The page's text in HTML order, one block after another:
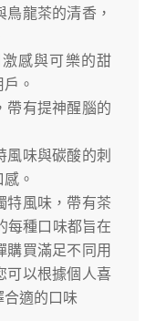
龍茶的清香，
感與可樂的甜
。
帶有提神醒腦的
風味與碳酸的刺
。
特風味，帶有茶
每種口味都旨在
購買滿足不同用
可以根據個人喜
適的口味